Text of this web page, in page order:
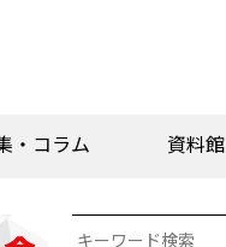
・コラム 資料館